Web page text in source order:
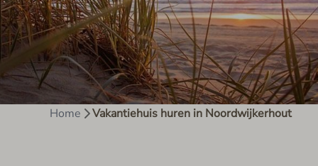
Home Vakantiehuis huren in Noordwijkerhout